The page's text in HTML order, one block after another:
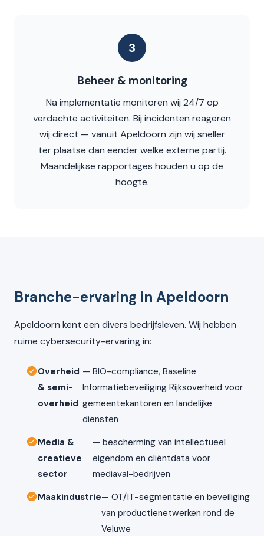
3
Beheer & monitoring
Na implementatie monitoren wij 24/7 op
verdachte activiteiten. Bij incidenten reageren
wij direct — vanuit Apeldoorn zijn wij sneller
ter plaatse dan eender welke externe partij.
Maandelijkse rapportages houden u op de
hoogte.
Branche-ervaring in Apeldoorn
Apeldoorn kent een divers bedrijfsleven. Wij hebben
ruime cybersecurity-ervaring in:
Overheid
& semi-
overheid
— BIO-compliance, Baseline
Informatiebeveiliging Rijksoverheid voor
gemeentekantoren en landelijke
diensten
Media &
creatieve
sector
— bescherming van intellectueel
eigendom en cliëntdata voor
mediaval-bedrijven
Maakindustrie— OT/IT-segmentatie en beveiliging
van productienetwerken rond de
Veluwe